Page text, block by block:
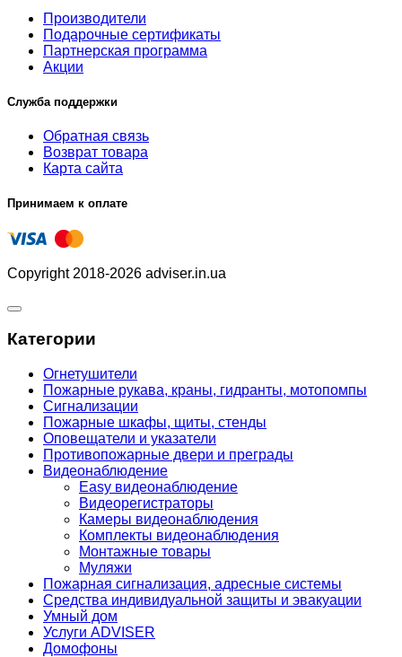
Производители
Подарочные сертификаты
Партнерская программа
Акции
Служба поддержки
Обратная связь
Возврат товара
Карта сайта
Принимаем к оплате
Copyright 2018-2026 adviser.in.ua
Категории
Огнетушители
Пожарные рукава, краны, гидранты, мотопомпы
Сигнализации
Пожарные шкафы, щиты, стенды
Оповещатели и указатели
Противопожарные двери и преграды
Видеонаблюдение
Easy видеонаблюдение
Видеорегистраторы
Камеры видеонаблюдения
Комплекты видеонаблюдения
Монтажные товары
Муляжи
Пожарная сигнализация, адресные системы
Средства индивидуальной защиты и эвакуации
Умный дом
Услуги ADVISER
Домофоны